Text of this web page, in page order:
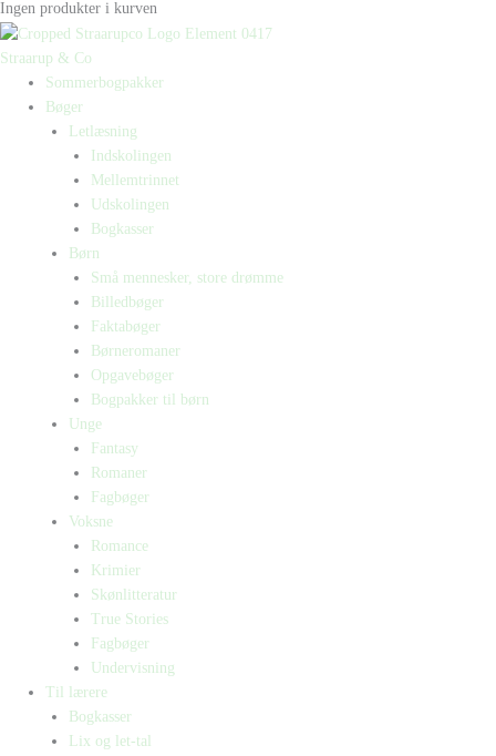
Ingen produkter i kurven
Straarup & Co
Sommerbogpakker
Bøger
Letlæsning
Indskolingen
Mellemtrinnet
Udskolingen
Bogkasser
Børn
Små mennesker, store drømme
Billedbøger
Faktabøger
Børneromaner
Opgavebøger
Bogpakker til børn
Unge
Fantasy
Romaner
Fagbøger
Voksne
Romance
Krimier
Skønlitteratur
True Stories
Fagbøger
Undervisning
Til lærere
Bogkasser
Lix og let-tal